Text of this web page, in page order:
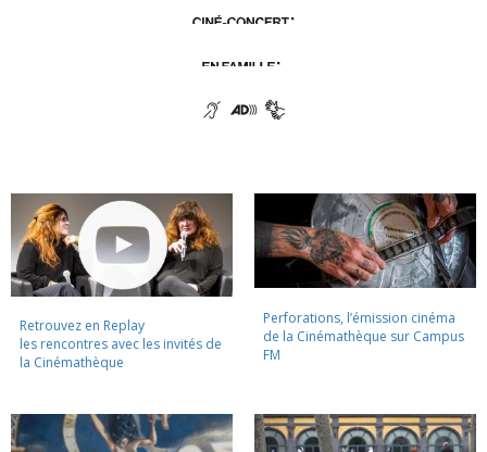
Retrouvez en Replay
les rencontres avec les invités de
la Cinémathèque
Perforations, l’émission cinéma
de la Cinémathèque sur Campus
FM